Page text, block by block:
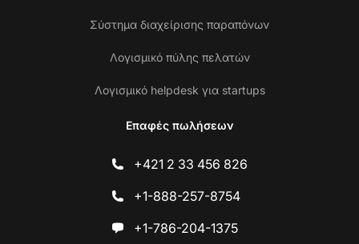
Σύστημα διαχείρισης παραπόνων
Λογισμικό πύλης πελατών
Λογισμικό helpdesk για startups
Επαφές πωλήσεων
+421 2 33 456 826
+1-888-257-8754
+1-786-204-1375